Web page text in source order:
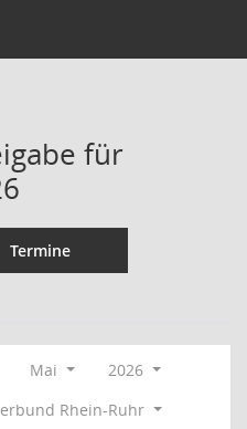
für
Termine
Mai
2026
Rhein-Ruhr